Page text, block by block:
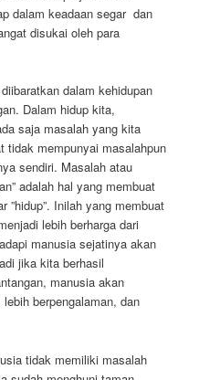
dalam keadaan segar dan
disukai oleh para
dalam kehidupan
Dalam hidup kita,
saja masalah yang kita
tidak mempunyai masalahpun
sendiri. Masalah atau
adalah hal yang membuat
”hidup”. Inilah yang membuat
lebih berharga dari
manusia sejatinya akan
jika kita berhasil
manusia akan
berpengalaman, dan
tidak memiliki masalah